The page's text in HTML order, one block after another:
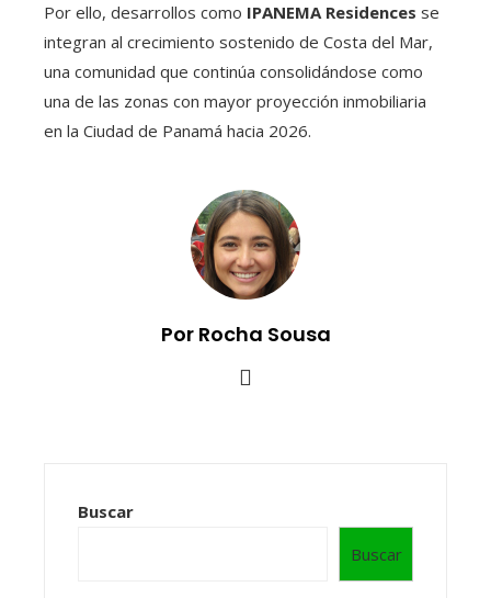
Por ello, desarrollos como IPANEMA Residences se
integran al crecimiento sostenido de Costa del Mar,
una comunidad que continúa consolidándose como
una de las zonas con mayor proyección inmobiliaria
en la Ciudad de Panamá hacia 2026.
Por Rocha Sousa
Buscar
Buscar